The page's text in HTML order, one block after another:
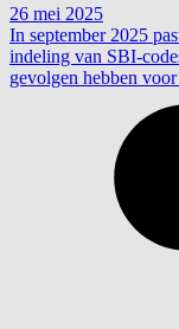
26 mei 2025
In september 2025
indeling van SBI-
gevolgen hebben